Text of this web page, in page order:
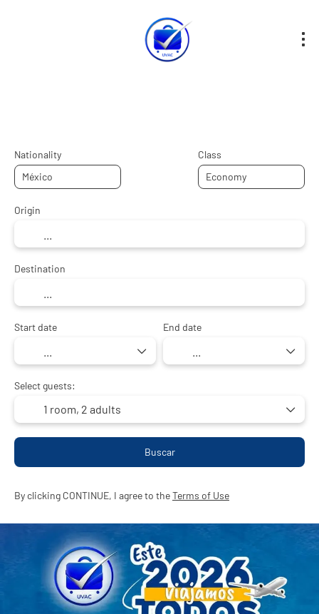
Nationality Class
Origin
Destination
Start date End date
Select guests:
1 room, 2 adults
Buscar
By clicking CONTINUE, I agree to theTerms of Use